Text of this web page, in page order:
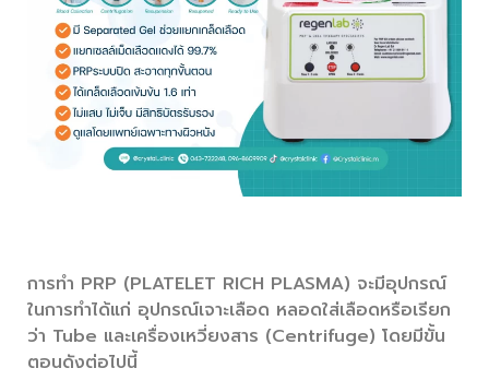
การทำ PRP (PLATELET RICH PLASMA) จะมีอุปกรณ์
ในการทำได้แก่ อุปกรณ์เจาะเลือด หลอดใส่เลือดหรือเรียก
ว่า Tube และเครื่องเหวี่ยงสาร (Centrifuge) โดยมีขั้น
ตอนดังต่อไปนี้